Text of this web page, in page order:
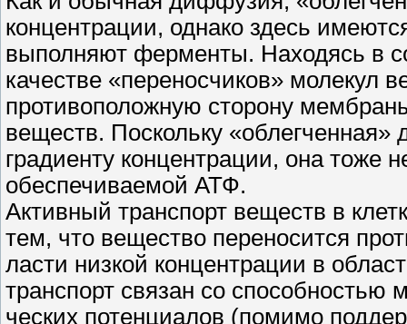
концентрации, однако здесь
выполняют ферменты. Находясь в
качестве «переносчиков» молекул
противоположную сторону
веществ. Поскольку
градиенту концентрации, она тоже
обеспечиваемой АТФ.
Активный транспорт веществ в
тем, что вещество переносится
ласти низкой концентрации в
транспорт связан со способностью
ческих потенциалов (помимо